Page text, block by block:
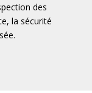
des
la sécurité